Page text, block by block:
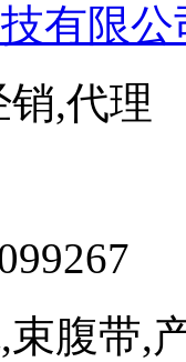
有限公
,代理
腹带,